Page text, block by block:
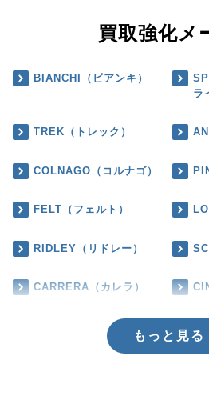
買取強化メ
BIANCHI（ビアンキ）
ラ
TREK（トレック）
COLNAGO（コルナゴ）
FELT（フェルト）
RIDLEY（リドレー）
CARRERA（カレラ）
もっと見る